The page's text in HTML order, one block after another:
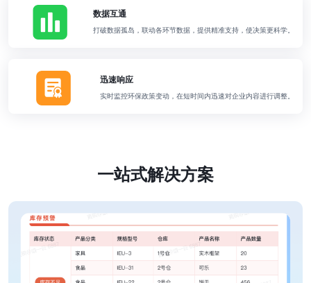
数据互通
打破数据孤岛，联动各环节数据，提供精准支持，使决策更科学。
迅速响应
实时监控环保政策变动，在短时间内迅速对企业内容进行调整。
一站式解决方案